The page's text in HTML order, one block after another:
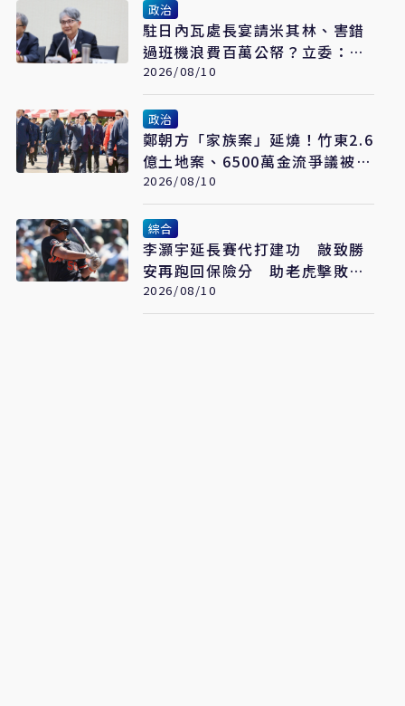
政治
駐日內瓦處長宴請米其林、害錯
過班機浪費百萬公帑？立委：只
是一般聚餐
2026/08/10
政治
鄭朝方「家族案」延燒！竹東2.6
億土地案、6500萬金流爭議被放
大 吳子嘉曝恐「一屍五命」
2026/08/10
綜合
李灝宇延長賽代打建功 敲致勝
安再跑回保險分 助老虎擊敗巨
人
2026/08/10